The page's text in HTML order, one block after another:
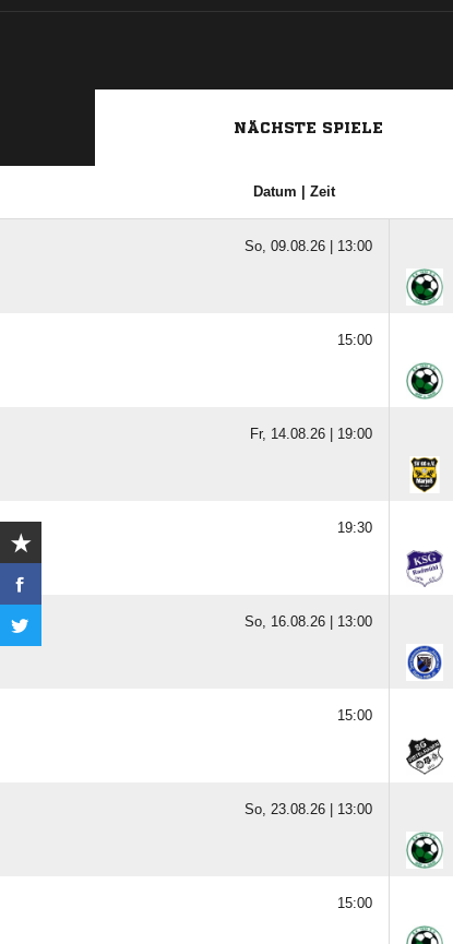
NÄCHSTE SPIELE
Datum | Zeit
So, 09.08.26 | 13:00
15:00
Fr, 14.08.26 | 19:00
19:30
So, 16.08.26 | 13:00
15:00
So, 23.08.26 | 13:00
15:00